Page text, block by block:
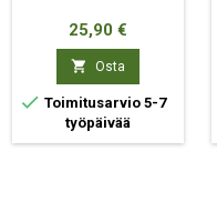
Hinta
25,90 €
 Osta
 Toimitusarvio 5-7
työpäivää